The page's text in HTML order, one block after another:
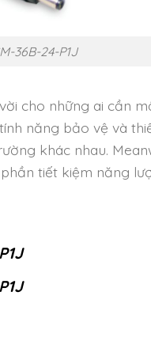
36B-24-P1J
cho những ai cần
năng bảo vệ và
khác nhau.
tiết kiệm năng